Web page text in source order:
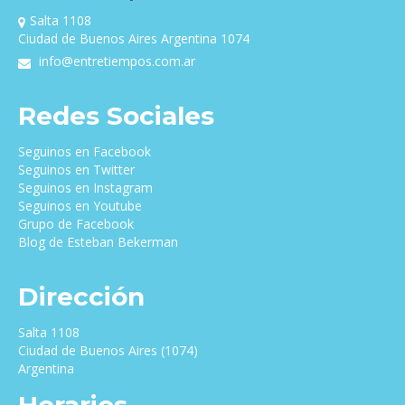
Salta 1108
Ciudad de Buenos Aires Argentina 1074
info@entretiempos.com.ar
Redes Sociales
Seguinos en Facebook
Seguinos en Twitter
Seguinos en Instagram
Seguinos en Youtube
Grupo de Facebook
Blog de Esteban Bekerman
Dirección
Salta 1108
Ciudad de Buenos Aires (1074)
Argentina